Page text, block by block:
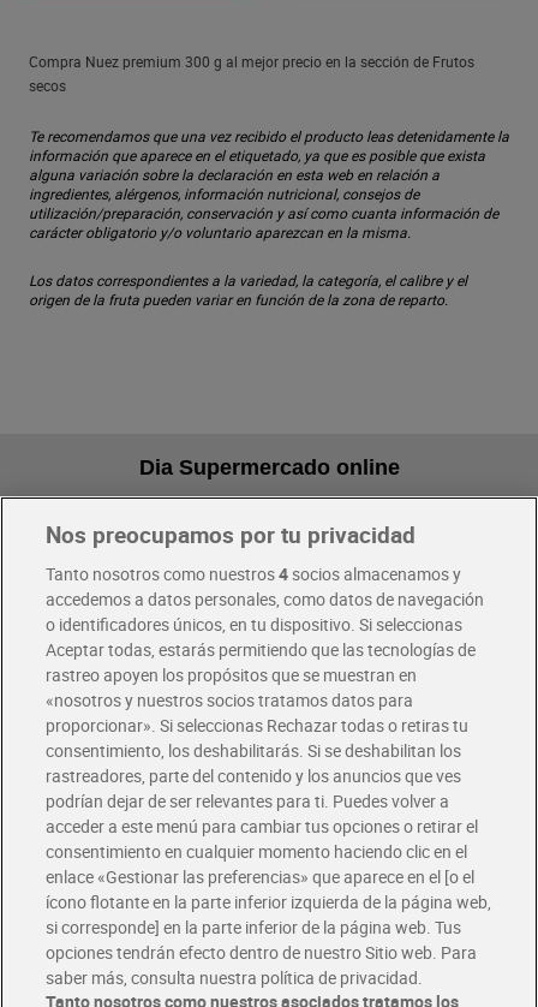
Compra Nuez premium 300 g al mejor precio en la sección de Frutos
secos
Te recomendamos que una vez recibido el producto leas detenidamente la
información que aparece en el etiquetado, ya que es posible que exista
alguna variación sobre la declaración en esta web en relación a
ingredientes, alérgenos, información nutricional, consejos de
utilización/preparación, conservación y así como cuanta información de
carácter obligatorio y/o voluntario aparezcan en la misma.
Los datos correspondientes a la variedad, la categoría, el calibre y el
origen de la fruta pueden variar en función de la zona de reparto.
Dia Supermercado online
Pide hoy, recibe hoy
Envío gratis por compras superiores a 100€
Envío estandar por 4,99€
Glovo y Uber Eats
Solicita tu factura de Glovo o Uber Eats
Únete al CLUB Dia
Disfruta las ventajas y ofertas exclusivas.
Descárgate la APP Dia
Folletos y Tiendas
Descubre las mejores ofertas y busca tu tienda más cercana
Tarjeta MaX Dia
Nos preocupamos por tu privacidad
Tanto nosotros como nuestros4socios almacenamos y
accedemos a datos personales, como datos de navegación
o identificadores únicos, en tu dispositivo. Si seleccionas
Aceptar todas, estarás permitiendo que las tecnologías de
rastreo apoyen los propósitos que se muestran en
«nosotros y nuestros socios tratamos datos para
proporcionar». Si seleccionas Rechazar todas o retiras tu
consentimiento, los deshabilitarás. Si se deshabilitan los
rastreadores, parte del contenido y los anuncios que ves
podrían dejar de ser relevantes para ti. Puedes volver a
acceder a este menú para cambiar tus opciones o retirar el
consentimiento en cualquier momento haciendo clic en el
enlace «Gestionar las preferencias» que aparece en el [o el
ícono flotante en la parte inferior izquierda de la página web,
si corresponde] en la parte inferior de la página web. Tus
opciones tendrán efecto dentro de nuestro Sitio web. Para
saber más, consulta nuestra política de privacidad.
Tanto nosotros como nuestros asociados tratamos los